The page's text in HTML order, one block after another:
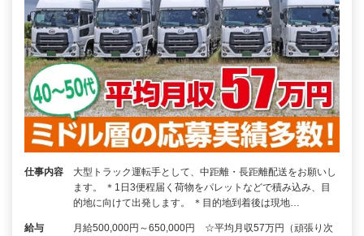
仕事内容
大型トラック運転手として、中距離・長距離配送をお願いし
ます。 ＊1日3便程届く荷物をパレットなどで積み込み、目
的地に向けて出発します。 ＊目的地到着後は現地…
給与
月給500,000円～650,000円 ☆平均月収57万円（頑張り次